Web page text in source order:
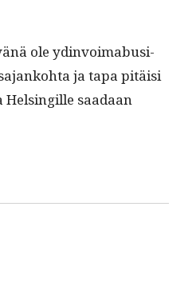
ole ydin­voimabusi­
ja tapa pitäisi
saadaan